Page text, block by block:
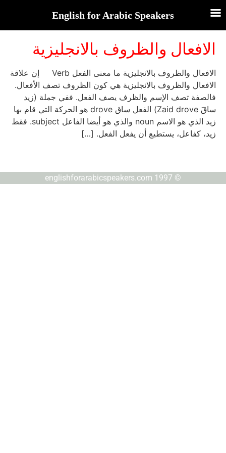
الافعال والظروف بالانجليزية
الافعال والظروف بالانجليزية ما معنى الفعل Verb إن علاقة
الافعال والظروف بالانجليزية هي كون الظروف تصف الأفعال.
فالصفة تصف الإسم والظرف يصف الفعل. ففي جملة (زيد
ساقَ Zaid drove) الفعل ساق drove هو الحركة التي قام بها
زيد الذي هو الاسم noun والذي هو أيضا الفاعل subject. فقط
زيد، كفاعل، يستطيع أن يفعل الفعل. […]
© englishforarabicspeakers.com 1997
English for Arabic Speakers